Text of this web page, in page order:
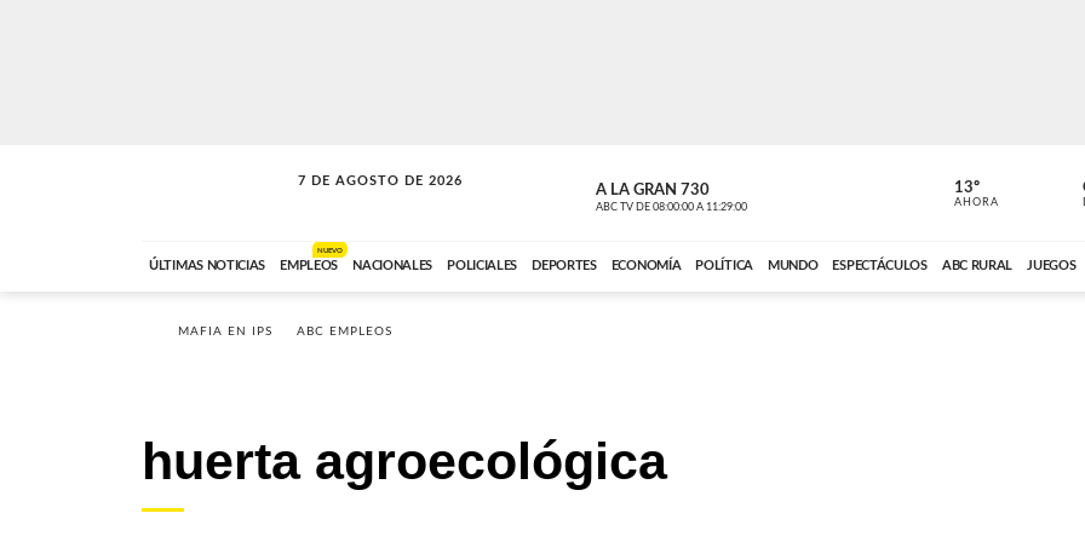
7 DE AGOSTO DE 2026
LA MOVIDA A LA GRAN 730
ABC TV DE 08:00:00 A 11:29:00
A LA GRAN
ABC CARDINAL
13º
AHORA
ÚLTIMAS NOTICIAS EMPLEOS
NUEVO
NACIONALES POLICIALES DEPORTES ECONOMÍA POLÍTICA MUNDO ESPECTÁCULOS ABC RURAL JUEGOS
MAFIA EN IPS ABC EMPLEOS
huerta agroecológica